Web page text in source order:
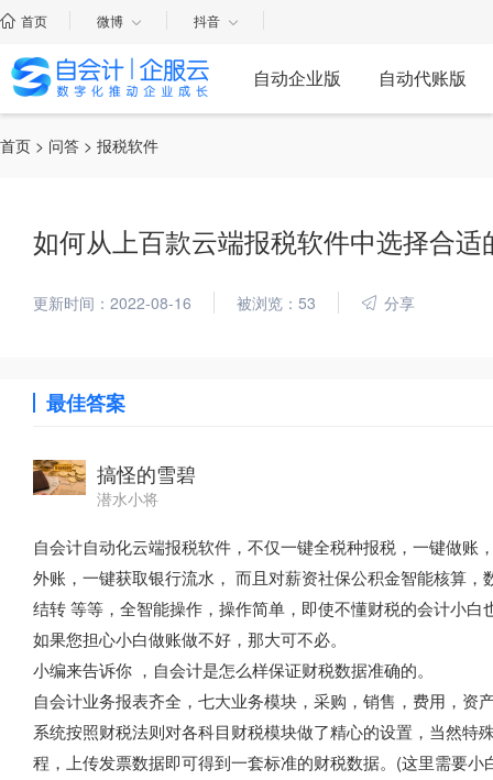
首页 微博 抖音
自动企业版 自动代账版
首页 > 问答 > 报税软件
如何从上百款云端报税软件中选择合适
更新时间：2022-08-16 被浏览：53 分享
最佳答案
搞怪的雪碧
潜水小将
自会计自动化云端报税软件，不仅一键全税种报税，一键做
外账，一键获取银行流水， 而且对薪资社保公积金智能核算
结转 等等，全智能操作，操作简单，即使不懂财税的会计小白
如果您担心小白做账做不好，那大可不必。
小编来告诉你 ，自会计是怎么样保证财税数据准确的。
自会计业务报表齐全，七大业务模块，采购，销售，费用，
系统按照财税法则对各科目财税模块做了精心的设置，当然
程，上传发票数据即可得到一套标准的财税数据。(这里需要